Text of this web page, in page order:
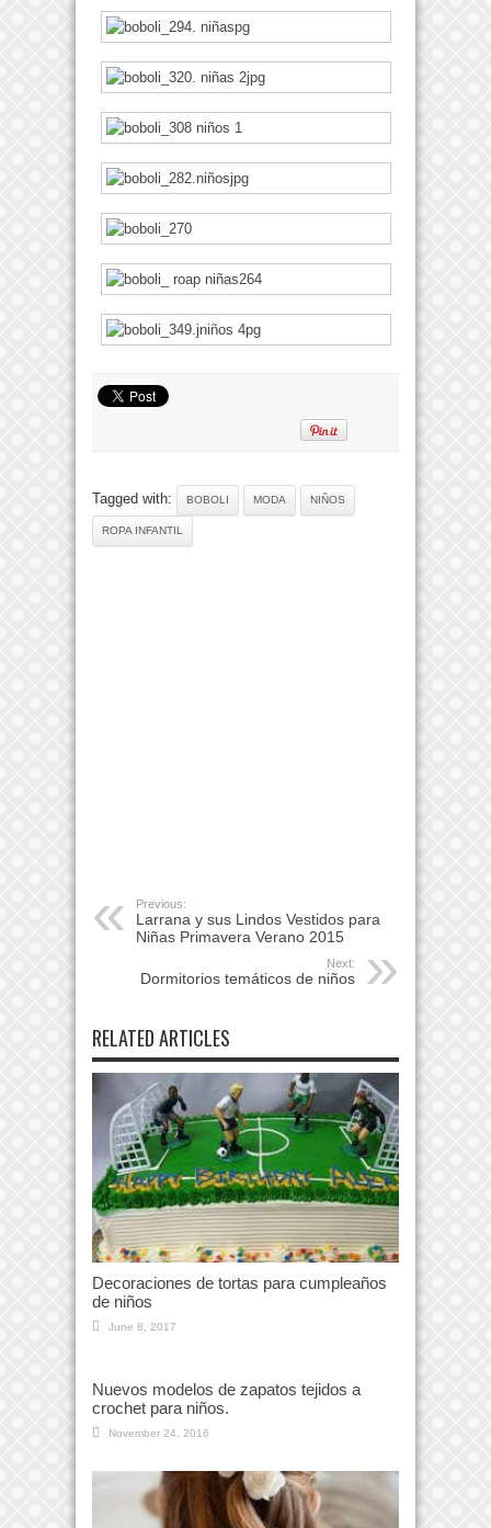
Tagged with: BOBOLI MODA NIÑOS
ROPA INFANTIL
Previous:
Larrana y sus Lindos Vestidos para
Niñas Primavera Verano 2015
Next:
Dormitorios temáticos de niños
RELATED ARTICLES
Decoraciones de tortas para cumpleaños
de niños
June 8, 2017
Nuevos modelos de zapatos tejidos a
crochet para niños.
November 24, 2016